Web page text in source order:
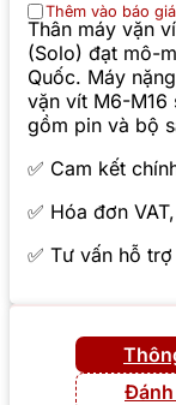
Thêm vào báo giá
Thân máy vặn
(Solo) đạt mô-
Quốc. Máy
vặn vít M6-M16
gồm pin và bộ
✅ Cam kết
✅ Hóa đơn
✅ Tư vấn hỗ